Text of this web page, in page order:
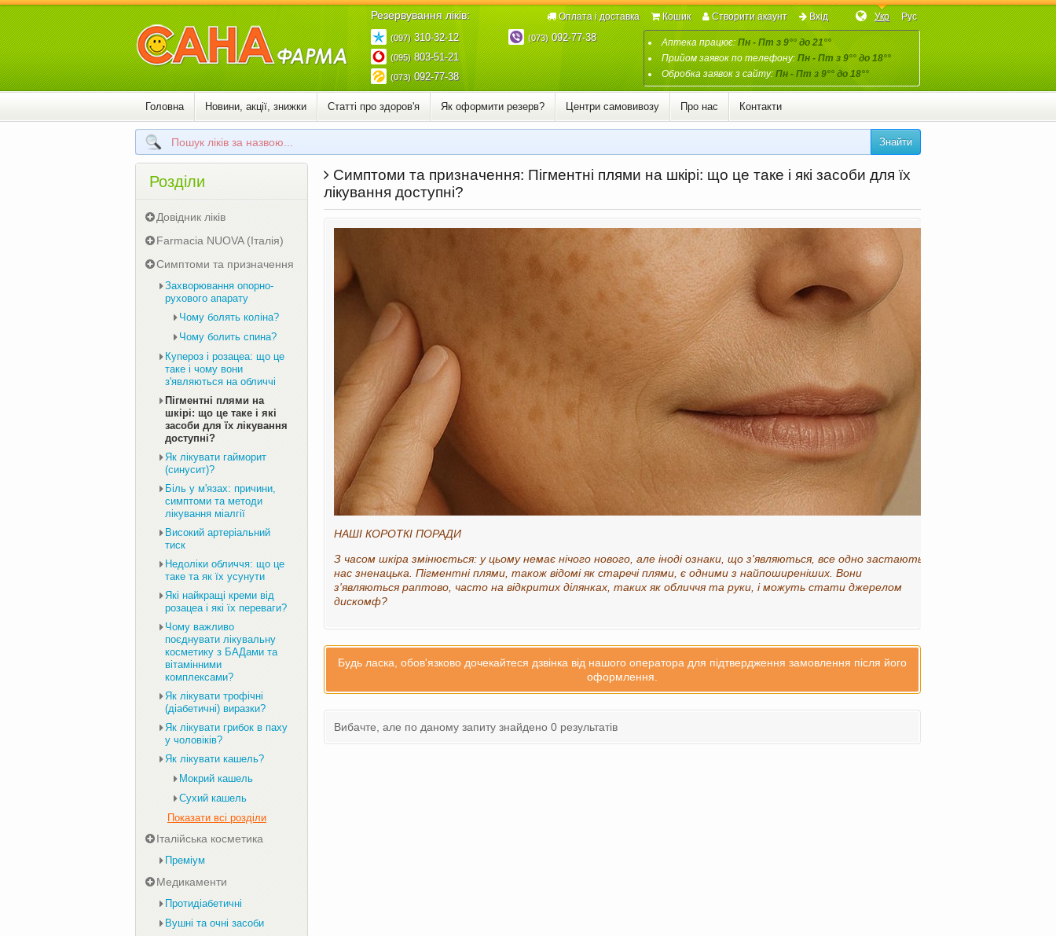
Резервування ліків:
(097)310-32-12
(095)803-51-21
(073)092-77-38
(073)092-77-38 Аптека працює:Пн - Пт з 9°° до 21°°
Прийом заявок по телефону:Пн - Пт з 9°° до 18°°
Обробка заявок з сайту:Пн - Пт з 9°° до 18°°
Укр Рус
Оплата і доставка Кошик Створити акаунт Вхід
Головна Новини, акції, знижки Статті про здоров'я Як оформити резерв? Центри самовивозу Про нас Контакти
Знайти
Симптоми та призначення: Пігментні плями на шкірі: що це таке і які засоби для їх
лікування доступні?
НАШІ КОРОТКІ ПОРАДИ
З часом шкіра змінюється: у цьому немає нічого нового, але іноді ознаки, що з'являються, все одно застають
нас зненацька. Пігментні плями, також відомі як старечі плями, є одними з найпоширеніших. Вони
з'являються раптово, часто на відкритих ділянках, таких як обличчя та руки, і можуть стати джерелом
дискомф?
Будь ласка, обов'язково дочекайтеся дзвінка від нашого оператора для підтвердження замовлення після його
оформлення.
Вибачте, але по даному запиту знайдено 0 результатів
Розділи
Довідник ліків
Farmacia NUOVA (Італія)
Симптоми та призначення
Захворювання опорно-
рухового апарату
Чому болять коліна?
Чому болить спина?
Купероз і розацеа: що це
таке і чому вони
з'являються на обличчі
Пігментні плями на
шкірі: що це таке і які
засоби для їх лікування
доступні?
Як лікувати гайморит
(синусит)?
Біль у м'язах: причини,
симптоми та методи
лікування міалгії
Високий артеріальний
тиск
Недоліки обличчя: що це
таке та як їх усунути
Які найкращі креми від
розацеа і які їх переваги?
Чому важливо
поєднувати лікувальну
косметику з БАДами та
вітамінними
комплексами?
Як лікувати трофічні
(діабетичні) виразки?
Як лікувати грибок в паху
у чоловіків?
Як лікувати кашель?
Мокрий кашель
Сухий кашель
Показати всі розділи
Італійська косметика
Преміум
Медикаменти
Протидіабетичні
Вушні та очні засоби